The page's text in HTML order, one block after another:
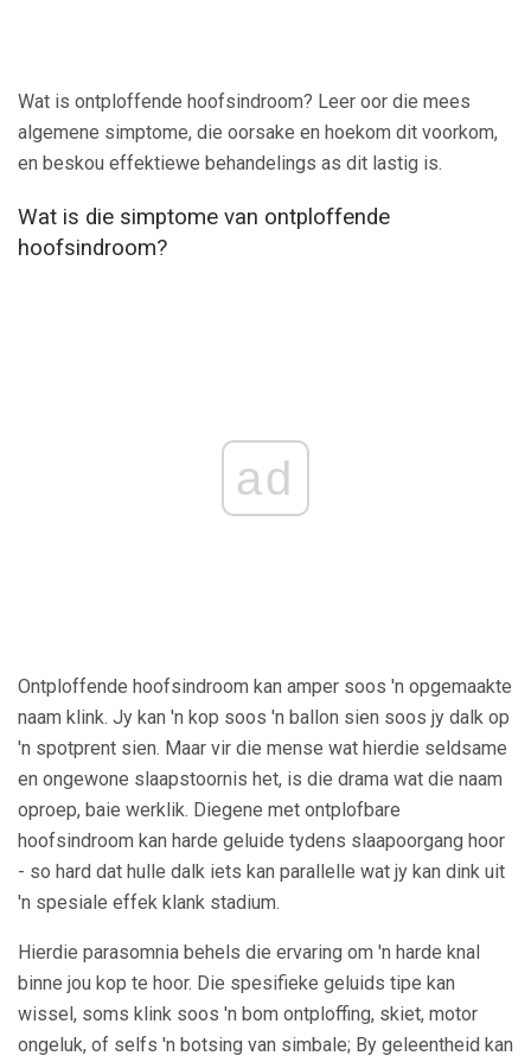
Wat is ontploffende hoofsindroom? Leer oor die mees
algemene simptome, die oorsake en hoekom dit voorkom,
en beskou effektiewe behandelings as dit lastig is.
Wat is die simptome van ontploffende
hoofsindroom?
ad
Ontploffende hoofsindroom kan amper soos 'n opgemaakte
naam klink. Jy kan 'n kop soos 'n ballon sien soos jy dalk op
'n spotprent sien. Maar vir die mense wat hierdie seldsame
en ongewone slaapstoornis het, is die drama wat die naam
oproep, baie werklik. Diegene met ontplofbare
hoofsindroom kan harde geluide tydens slaapoorgang hoor
- so hard dat hulle dalk iets kan parallelle wat jy kan dink uit
'n spesiale effek klank stadium.
Hierdie parasomnia behels die ervaring om 'n harde knal
binne jou kop te hoor. Die spesifieke geluids tipe kan
wissel, soms klink soos 'n bom ontploffing, skiet, motor
ongeluk, of selfs 'n botsing van simbale; By geleentheid kan